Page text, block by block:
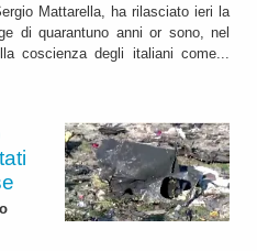
Mattarella, ha rilasciato ieri la
di quarantuno anni or sono, nel
coscienza degli italiani come...